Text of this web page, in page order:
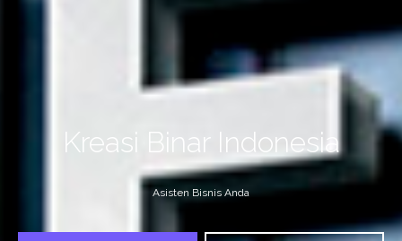
Kreasi Binar Indonesia
Asisten Bisnis Anda